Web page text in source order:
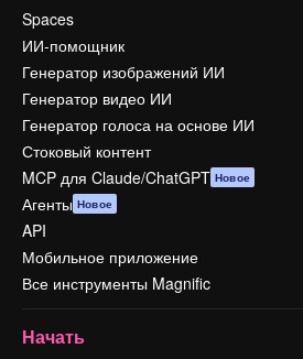
Spaces
ИИ-помощник
Генератор изображений ИИ
Генератор видео ИИ
Генератор голоса на основе ИИ
Стоковый контент
MCP для Claude/ChatGPT Новое
Агенты Новое
API
Мобильное приложение
Все инструменты Magnific
Начать